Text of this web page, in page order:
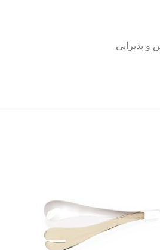
و پذیرایی
Add to
wishlist